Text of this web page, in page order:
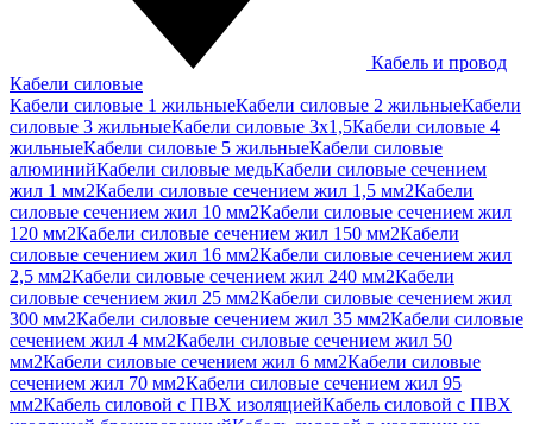
Кабель и провод
Кабели силовые
Кабели силовые 1 жильныеКабели силовые 2 жильныеКабели
силовые 3 жильныеКабели силовые 3х1,5Кабели силовые 4
жильныеКабели силовые 5 жильныеКабели силовые
алюминийКабели силовые медьКабели силовые сечением
жил 1 мм2Кабели силовые сечением жил 1,5 мм2Кабели
силовые сечением жил 10 мм2Кабели силовые сечением жил
120 мм2Кабели силовые сечением жил 150 мм2Кабели
силовые сечением жил 16 мм2Кабели силовые сечением жил
2,5 мм2Кабели силовые сечением жил 240 мм2Кабели
силовые сечением жил 25 мм2Кабели силовые сечением жил
300 мм2Кабели силовые сечением жил 35 мм2Кабели силовые
сечением жил 4 мм2Кабели силовые сечением жил 50
мм2Кабели силовые сечением жил 6 мм2Кабели силовые
сечением жил 70 мм2Кабели силовые сечением жил 95
мм2Кабель силовой с ПВХ изоляциейКабель силовой с ПВХ